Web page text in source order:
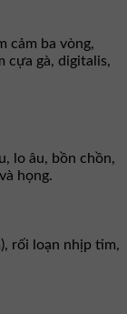
cảm ba vòng,
cựa gà, digitalis,
lo âu, bồn chồn,
họng.
rối loạn nhịp tim,